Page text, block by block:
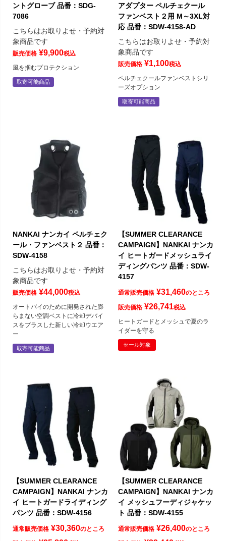
ントグローブ 品番：SDG-
7086
こちらはお取りよせ・予約対
象商品です
販売価格 ¥9,900税込
風を掴むプロテクション
取寄可能商品
アダプター ペルチェクール
ファンベスト２用 M～3XL対
応 品番：SDW-4158-AD
こちらはお取りよせ・予約対
象商品です
販売価格 ¥1,100税込
ペルチェクールファンベストシリ
ーズオプション
取寄可能商品
NANKAI ナンカイ ペルチェク
ール・ファンベスト２ 品番：
SDW-4158
こちらはお取りよせ・予約対
象商品です
販売価格 ¥44,000税込
オートバイのために開発された膨
らまない空調ベストに冷却デバイ
スをプラスした新しい冷却ウエア
ー
取寄可能商品
【SUMMER CLEARANCE
CAMPAIGN】NANKAI ナンカ
イ ヒートガードメッシュライ
ディングパンツ 品番：SDW-
4157
通常販売価格 ¥31,460のところ
販売価格 ¥26,741税込
ヒートガードとメッシュで夏のラ
イダーを守る
セール対象
【SUMMER CLEARANCE
CAMPAIGN】NANKAI ナンカ
イ ヒートガードライディング
パンツ 品番：SDW-4156
通常販売価格 ¥30,360のところ
【SUMMER CLEARANCE
CAMPAIGN】NANKAI ナンカ
イ メッシュフーディジャケッ
ト 品番：SDW-4155
通常販売価格 ¥26,400のところ